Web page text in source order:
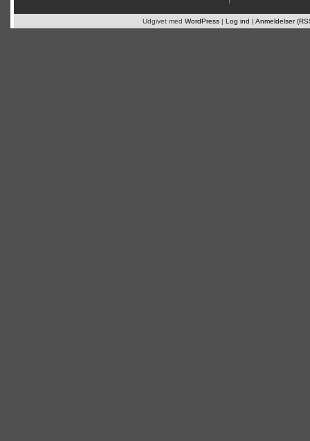
Udgivet med WordPress | Log ind | Anmeldelser